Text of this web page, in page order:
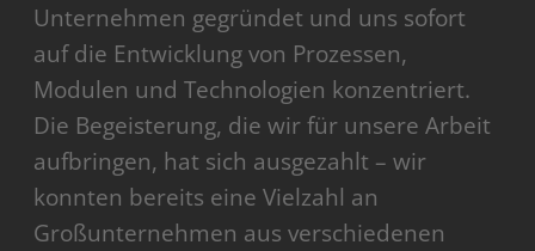
Unternehmen gegründet und uns sofort
auf die Entwicklung von Prozessen,
Modulen und Technologien konzentriert.
Die Begeisterung, die wir für unsere Arbeit
aufbringen, hat sich ausgezahlt – wir
konnten bereits eine Vielzahl an
Großunternehmen aus verschiedenen